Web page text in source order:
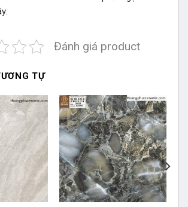
Đánh giá product
TỰ